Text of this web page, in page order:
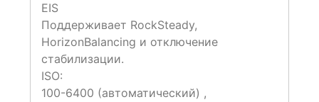
EIS
Поддерживает RockSteady,
HorizonBalancing и отключение
стабилизации.
ISO:
100-6400 (автоматический) ,